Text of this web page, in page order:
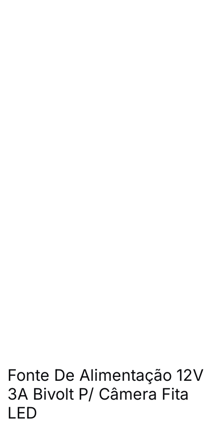
Fonte De Alimentação 12V
3A Bivolt P/ Câmera Fita
LED